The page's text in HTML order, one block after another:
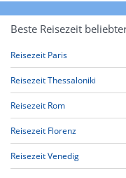
Beste Reisezeit
Reisezeit Paris
Reisezeit Thessaloniki
Reisezeit Rom
Reisezeit Florenz
Reisezeit Venedig